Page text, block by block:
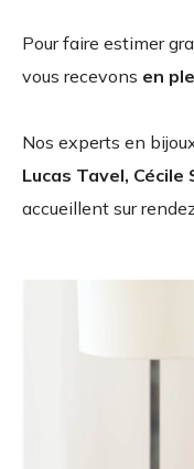
Pour faire estimer
vous recevons en
Nos experts en
Lucas Tavel,
accueillent sur